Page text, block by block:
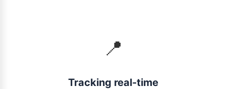
📍
Tracking real-time